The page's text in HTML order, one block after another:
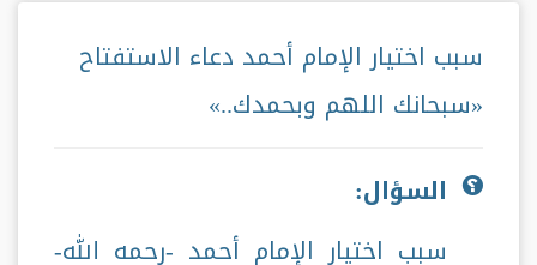
سبب اختيار الإمام أحمد دعاء الاستفتاح
«سبحانك اللهم وبحمدك..»
السؤال:
سبب اختيار الإمام أحمد -رحمه الله-